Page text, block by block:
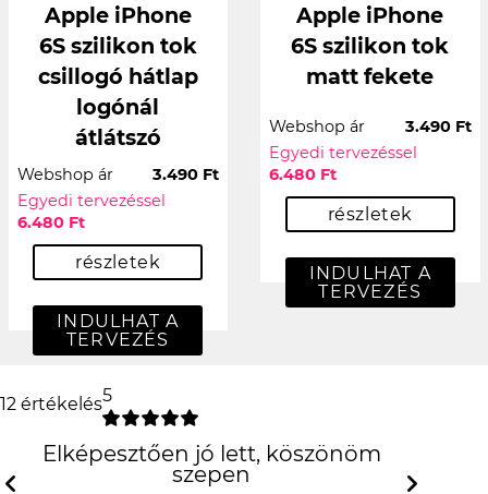
Apple iPhone
6S szilikon tok
csillogó hátlap
logónál
átlátszó
Webshop ár
3.490 Ft
Egyedi tervezéssel
6.480 Ft
részletek
INDULHAT A
TERVEZÉS
Apple iPhone
6S szilikon tok
matt fekete
Webshop ár
3.490 Ft
Egyedi tervezéssel
6.480 Ft
részletek
INDULHAT A
TERVEZÉS
12 értékelés5
Elképesztően jó lett, köszönöm szepen